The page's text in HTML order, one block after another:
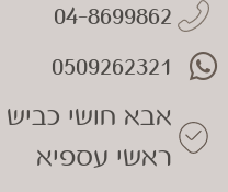
04-8699862
0509262321
אבא חושי כביש
ראשי עספיא